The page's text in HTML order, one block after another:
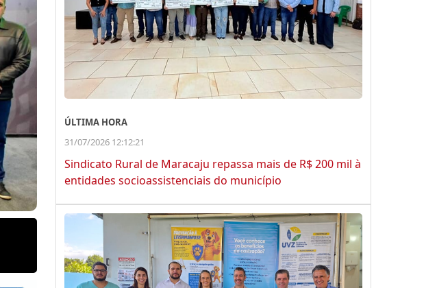
ÚLTIMA HORA
31/07/2026 12:12:21
Sindicato Rural de Maracaju repassa mais de R$ 200 mil à
entidades socioassistenciais do município